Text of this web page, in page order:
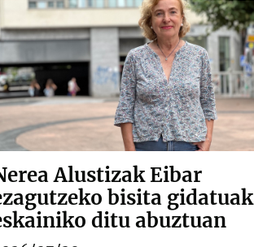
Alustizak Eibar
bisita gidatuak
ditu abuztuan